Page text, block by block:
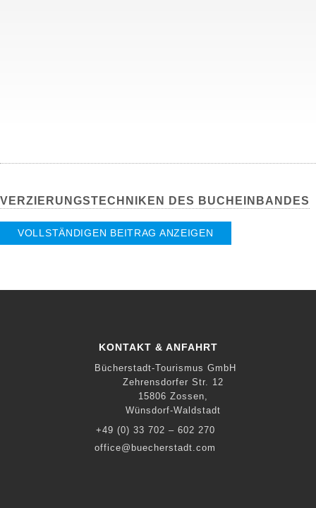
VERZIERUNGSTECHNIKEN DES BUCHEINBANDES
VOLLSTÄNDIGEN BEITRAG ANZEIGEN
KONTAKT & ANFAHRT
Bücherstadt-Tourismus GmbH
Zehrensdorfer Str. 12
15806 Zossen,
Wünsdorf-Waldstadt
+49 (0) 33 702 – 602 270
office@buecherstadt.com